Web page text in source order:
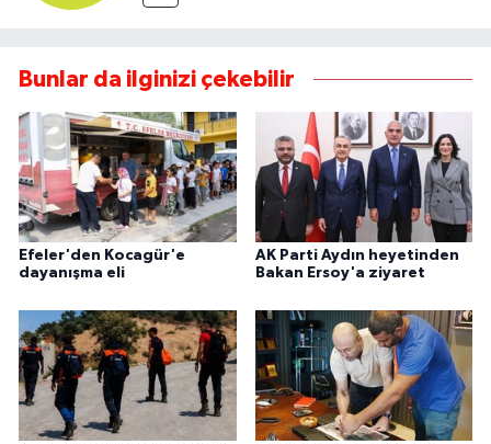
Bunlar da ilginizi çekebilir
Efeler'den Kocagür'e
dayanışma eli
AK Parti Aydın heyetinden
Bakan Ersoy'a ziyaret